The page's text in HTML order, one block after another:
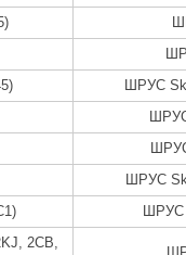
ШРУС
ШРУС
ШРУС
2CB,